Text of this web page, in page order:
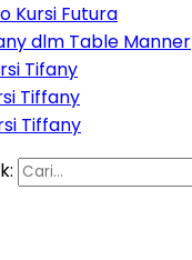
Kursi Futura
dlm Table Manner
Tifany
Tiffany
Tiffany